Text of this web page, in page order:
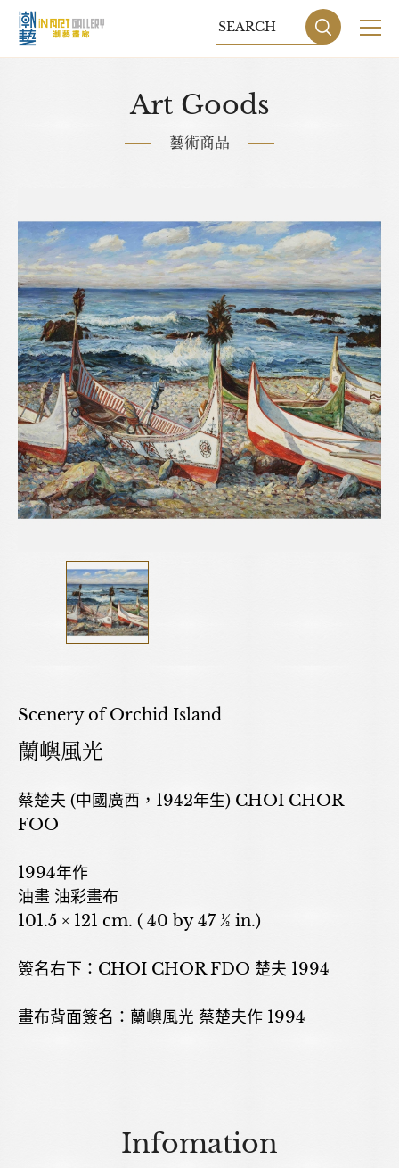
藝術商品
收藏交流
網站地圖 隱私權政策
DESIGNBY GRNET
Art Goods
藝術商品
Scenery of Orchid Island
蘭嶼風光
蔡楚夫 (中國廣西，1942年生) CHOI CHOR
FOO
1994年作
油畫 油彩畫布
101.5 × 121 cm. ( 40 by 47 ½ in.)
簽名右下：CHOI CHOR FDO 楚夫 1994
畫布背面簽名：蘭嶼風光 蔡楚夫作 1994
Infomation